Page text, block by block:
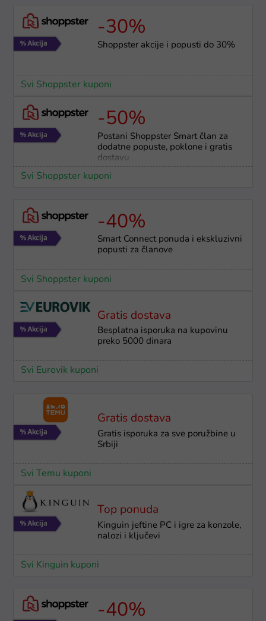
-30%
Shoppster akcije i popusti do 30%
Svi Shoppster kuponi
-50%
Postani Shoppster Smart član za
dodatne popuste, poklone i gratis
dostavu
Svi Shoppster kuponi
-40%
Smart Connect ponuda i ekskluzivni
popusti za članove
Svi Shoppster kuponi
Gratis dostava
Besplatna isporuka na kupovinu
preko 5000 dinara
Svi Eurovik kuponi
Gratis dostava
Gratis isporuka za sve poružbine u
Srbiji
Svi Temu kuponi
Top ponuda
Kinguin jeftine PC i igre za konzole,
nalozi i ključevi
Svi Kinguin kuponi
-40%